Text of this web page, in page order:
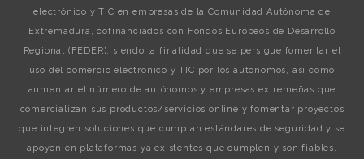
electrónico y TIC en empresas de la Comunidad Autónoma de
Extremadura, cofinanciados con Fondos Europeos de Desarrollo
Regional (FEDER), siendo la finalidad que se persigue fomentar el
uso del comercio electrónico y TIC por los autónomos, así como
aumentar el número de autónomos y empresas extremeñas que
comercializan sus productos/servicios online y fomentar proyectos
que integren soluciones que cumplan estándares de seguridad y se
apoyen en plataformas ya existentes que cumplen y son fiables.